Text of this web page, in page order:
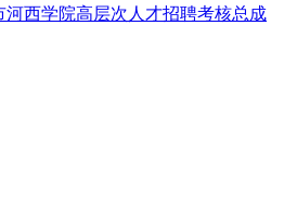
河西学院高层次人才招聘考核总成